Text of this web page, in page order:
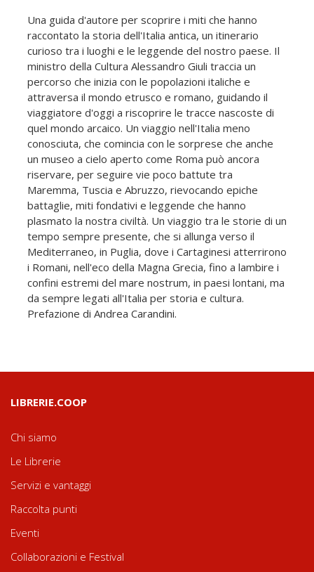
Una guida d'autore per scoprire i miti che hanno
raccontato la storia dell'Italia antica, un itinerario
curioso tra i luoghi e le leggende del nostro paese. Il
ministro della Cultura Alessandro Giuli traccia un
percorso che inizia con le popolazioni italiche e
attraversa il mondo etrusco e romano, guidando il
viaggiatore d'oggi a riscoprire le tracce nascoste di
quel mondo arcaico. Un viaggio nell'Italia meno
conosciuta, che comincia con le sorprese che anche
un museo a cielo aperto come Roma può ancora
riservare, per seguire vie poco battute tra
Maremma, Tuscia e Abruzzo, rievocando epiche
battaglie, miti fondativi e leggende che hanno
plasmato la nostra civiltà. Un viaggio tra le storie di un
tempo sempre presente, che si allunga verso il
Mediterraneo, in Puglia, dove i Cartaginesi atterrirono
i Romani, nell'eco della Magna Grecia, fino a lambire i
confini estremi del mare nostrum, in paesi lontani, ma
da sempre legati all'Italia per storia e cultura.
Prefazione di Andrea Carandini.
LIBRERIE.COOP
Chi siamo
Le Librerie
Servizi e vantaggi
Raccolta punti
Eventi
Collaborazioni e Festival